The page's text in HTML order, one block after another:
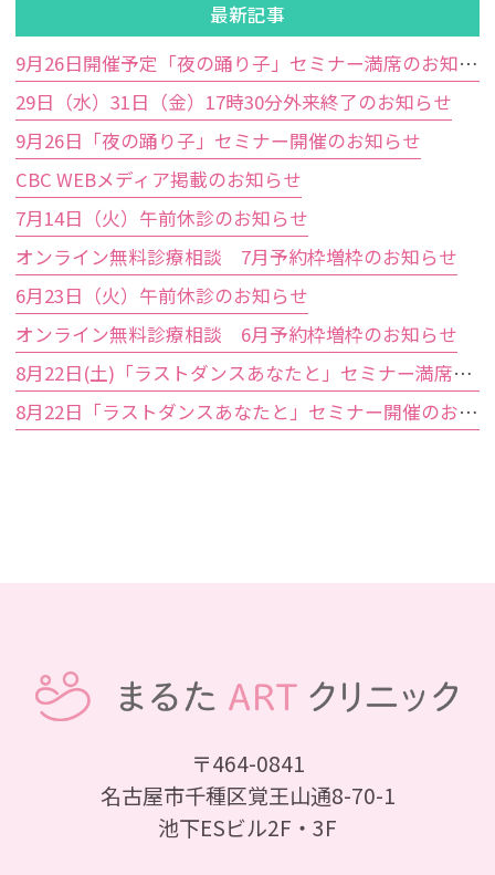
最新記事
9月26日開催予定「夜の踊り子」セミナー満席のお知らせ
29日（水）31日（金）17時30分外来終了のお知らせ
9月26日「夜の踊り子」セミナー開催のお知らせ
CBC WEBメディア掲載のお知らせ
7月14日（火）午前休診のお知らせ
オンライン無料診療相談 7月予約枠増枠のお知らせ
6月23日（火）午前休診のお知らせ
オンライン無料診療相談 6月予約枠増枠のお知らせ
8月22日(土)「ラストダンスあなたと」セミナー満席のお知らせ
8月22日「ラストダンスあなたと」セミナー開催のお知らせ
〒464-0841
名古屋市千種区覚王山通8-70-1
池下ESビル2F・3F